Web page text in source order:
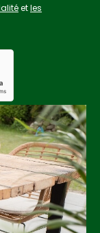
etles